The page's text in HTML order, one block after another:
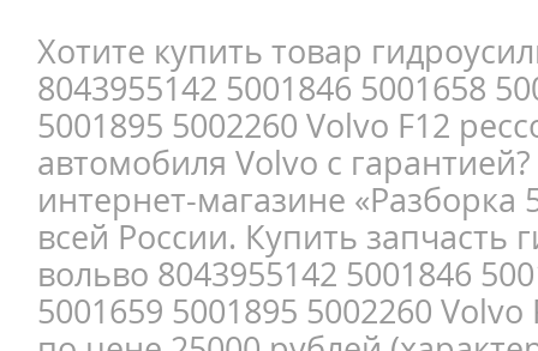
Хотите купить товар
8043955142 5001846 5001658
5001895 5002260 Volvo F12
автомобиля Volvo с
интернет-магазине «Разборка
всей России. Купить запчасть
вольво 8043955142 5001846
5001659 5001895 5002260